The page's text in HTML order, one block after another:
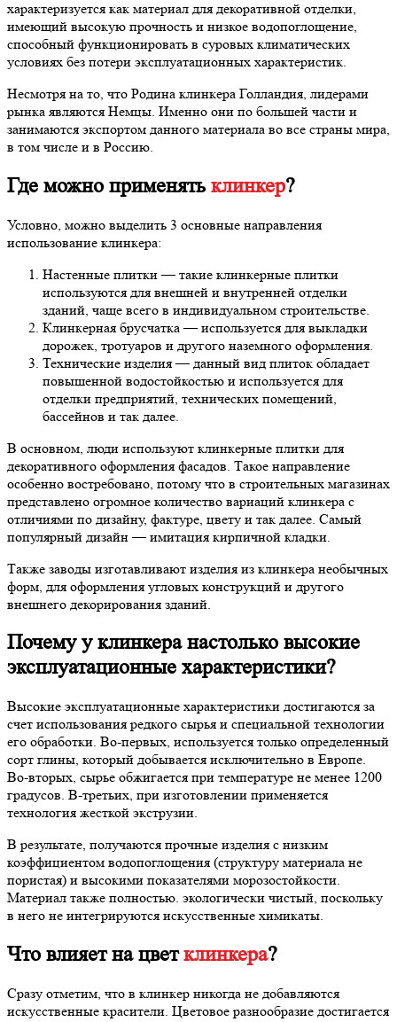
характеризуется как материал для декоративной отделки,
имеющий высокую прочность и низкое водопоглощение,
способный функционировать в суровых климатических
условиях без потери эксплуатационных характеристик.
Несмотря на то, что Родина клинкера Голландия, лидерами
рынка являются Немцы. Именно они по большей части и
занимаются экспортом данного материала во все страны мира,
в том числе и в Россию.
Где можно применятьклинкер?
Условно, можно выделить 3 основные направления
использование клинкера:
Настенные плитки — такие клинкерные плитки
используются для внешней и внутренней отделки
зданий, чаще всего в индивидуальном строительстве.
Клинкерная брусчатка — используется для выкладки
дорожек, тротуаров и другого наземного оформления.
Технические изделия — данный вид плиток обладает
повышенной водостойкостью и используется для
отделки предприятий, технических помещений,
бассейнов и так далее.
В основном, люди используют клинкерные плитки для
декоративного оформления фасадов. Такое направление
особенно востребовано, потому что в строительных магазинах
представлено огромное количество вариаций клинкера с
отличиями по дизайну, фактуре, цвету и так далее. Самый
популярный дизайн — имитация кирпичной кладки.
Также заводы изготавливают изделия из клинкера необычных
форм, для оформления угловых конструкций и другого
внешнего декорирования зданий.
Почему у клинкера настолько высокие
эксплуатационные характеристики?
Высокие эксплуатационные характеристики достигаются за
счет использования редкого сырья и специальной технологии
его обработки. Во-первых, используется только определенный
сорт глины, который добывается исключительно в Европе.
Во-вторых, сырье обжигается при температуре не менее 1200
градусов. В-третьих, при изготовлении применяется
технология жесткой экструзии.
В результате, получаются прочные изделия с низким
коэффициентом водопоглощения (структуру материала не
пористая) и высокими показателями морозостойкости.
Материал также полностью. экологически чистый, поскольку
в него не интегрируются искусственные химикаты.
Что влияет на цветклинкера?
Сразу отметим, что в клинкер никогда не добавляются
искусственные красители. Цветовое разнообразие достигается